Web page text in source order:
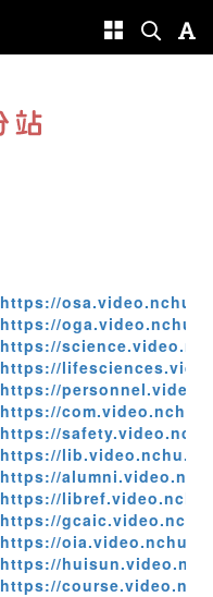
https://
https://
https://
https://
https://
https://
https://
https://
https://
https://
https://
https://
https://
https://